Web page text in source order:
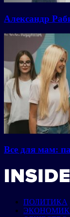
Александр
Все для мам:
ПОЛИТИКА